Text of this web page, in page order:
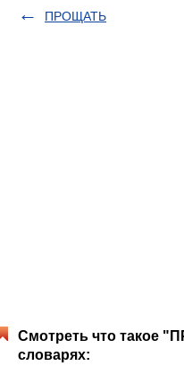
ПРОЩАТЬ
Смотреть что такое
словарях: